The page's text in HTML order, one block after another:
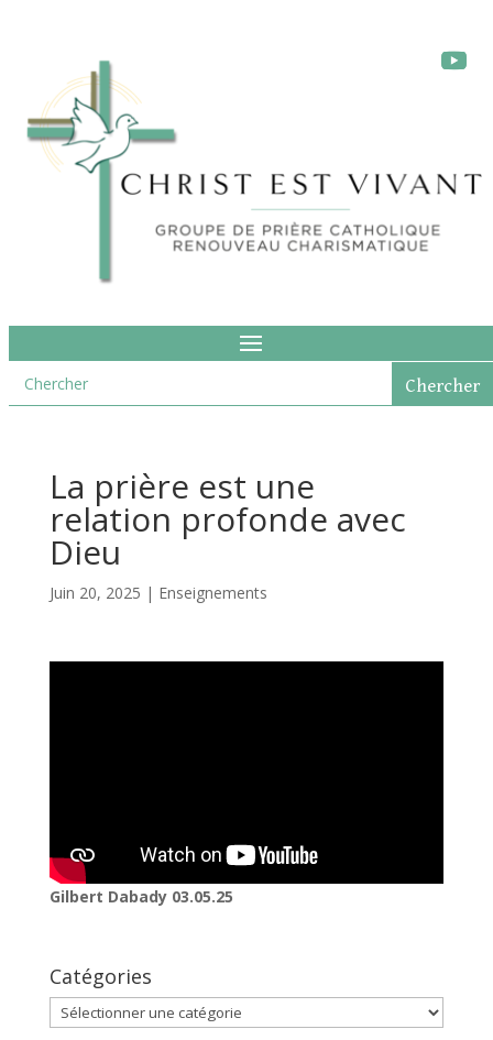
La prière est une
relation profonde avec
Dieu
Juin 20, 2025 | Enseignements
Gilbert Dabady 03.05.25
Catégories
Catégories